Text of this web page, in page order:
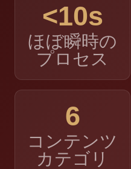
<10s
ほぼ瞬時の
プロセス
6
コンテンツ
カテゴリ